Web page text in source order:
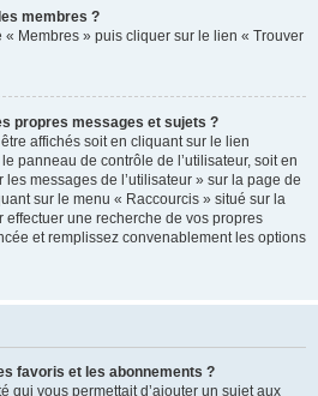
membres ?
Membres » puis cliquer sur le lien « Trouver
propres messages et sujets ?
affichés soit en cliquant sur le lien
panneau de contrôle de l’utilisateur, soit en
messages de l’utilisateur » sur la page de
sur le menu « Raccourcis » situé sur la
une recherche de vos propres
et remplissez convenablement les options
favoris et les abonnements ?
qui vous permettait d’ajouter un sujet aux